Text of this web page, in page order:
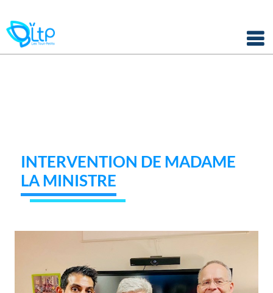
Skip
to
INTERVENTION DE MADAME
LA MINISTRE